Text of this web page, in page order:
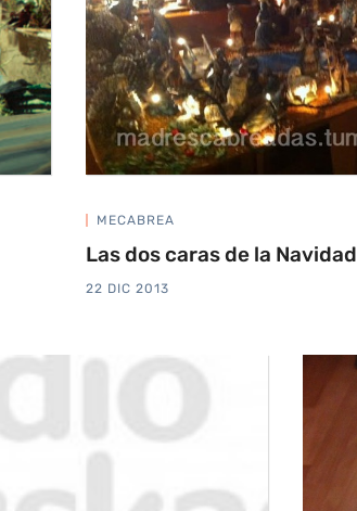
MECABREA
Las dos caras de la Navidad
22 DIC 2013